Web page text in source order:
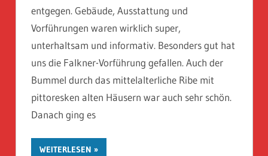
entgegen. Gebäude, Ausstattung und
Vorführungen waren wirklich super,
unterhaltsam und informativ. Besonders gut hat
uns die Falkner-Vorführung gefallen. Auch der
Bummel durch das mittelalterliche Ribe mit
pittoresken alten Häusern war auch sehr schön.
Danach ging es
WEITERLESEN